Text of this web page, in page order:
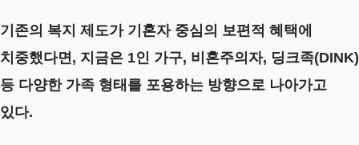
기존의 복지 제도가 기혼자 중심의 보편적 혜택에
치중했다면, 지금은 1인 가구, 비혼주의자, 딩크족(DINK)
등 다양한 가족 형태를 포용하는 방향으로 나아가고
있다.